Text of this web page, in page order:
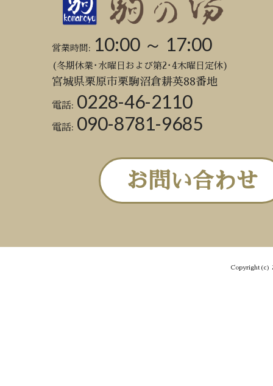
営業時間: 10:00 ～ 17:00
(冬期休業･水曜日および第2･4木曜日定休)
宮城県栗原市栗駒沼倉耕英88番地
電話: 0228-46-2110
電話: 090-8781-9685
お問い合わせ
Copyright(c)